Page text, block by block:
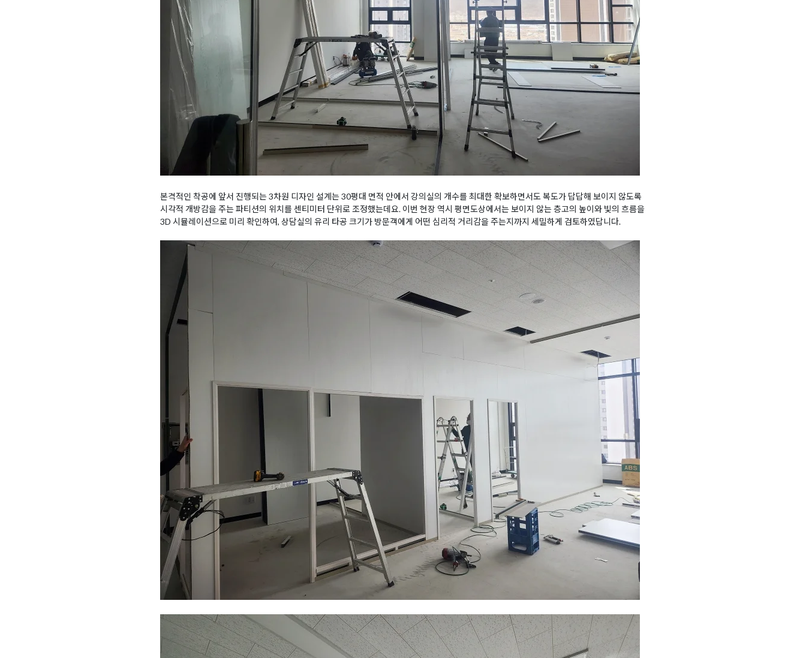
본격적인 착공에 앞서 진행되는 3차원 디자인 설계는 30평대 면적 안에서 강의실의 개수를 최대한 확보하면서도 복도가 답답해 보이지 않도록
시각적 개방감을 주는 파티션의 위치를 센티미터 단위로 조정했는데요. 이번 현장 역시 평면도상에서는 보이지 않는 층고의 높이와 빛의 흐름을
3D 시뮬레이션으로 미리 확인하여, 상담실의 유리 타공 크기가 방문객에게 어떤 심리적 거리감을 주는지까지 세밀하게 검토하였답니다.